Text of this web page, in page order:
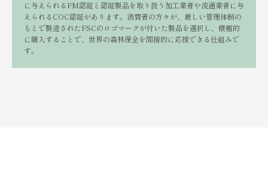
に与えられるFM認証と認証製品を取り扱う加工業者や流通業者に与
えられるCOC認証があります。消費者の方々が、厳しい管理体制の
もとで製造されたFSCのロゴマークが付いた製品を選択し、積極的
に購入することで、世界の森林保全を間接的に応援できる仕組みで
す。